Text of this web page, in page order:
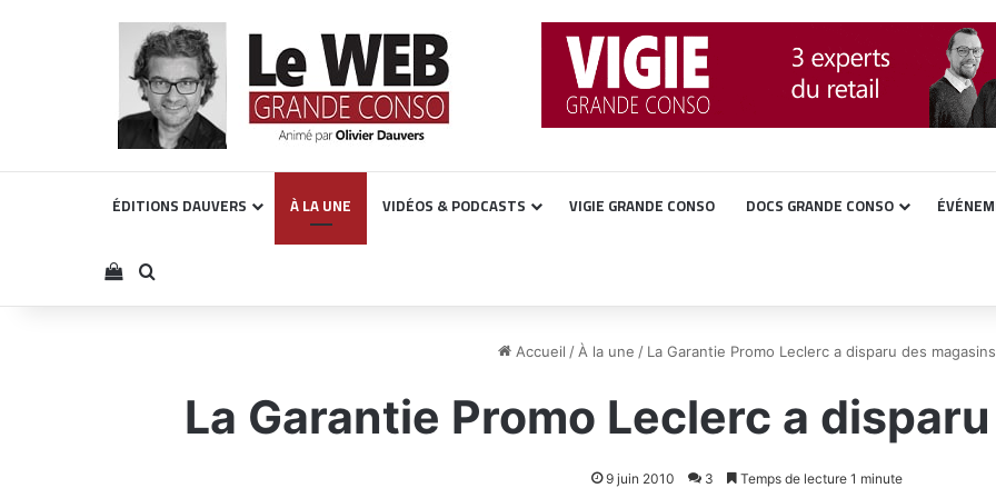
ÉDITIONS DAUVERS À LA UNE VIDÉOS & PODCASTS VIGIE GRANDE CONSO DOCS GRANDE CONSO
Voir votre panier
Rechercher
Accueil / À la une / La Garantie Promo Leclerc a disparu des magasins
La Garantie Promo Leclerc a
9 juin 2010 3 Temps de lecture 1 minute